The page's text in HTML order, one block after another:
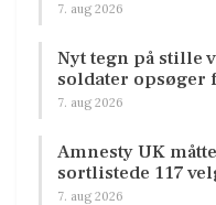
7. aug 2026
Nyt tegn på stille
soldater
7. aug 2026
Amnesty UK
sortlistede 117
7. aug 2026